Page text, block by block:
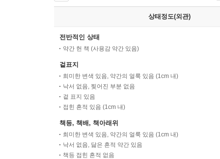
상태정도(외관)
전반적인 상태
약간 헌 책 (사용감 약간 있음)
겉표지
희미한 변색 있음, 약간의 얼룩 있음 (1cm 내)
낙서 없음, 찢어진 부분 없음
겉 표지 있음
접힌 흔적 있음 (1cm 내)
책등, 책배, 책아래위
희미한 변색 있음, 약간의 얼룩 있음 (1cm 내)
낙서 없음, 닳은 흔적 약간 있음
책등 접힌 흔적 없음